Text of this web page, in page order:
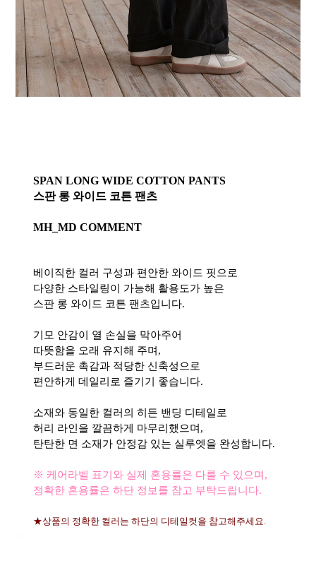
SPAN LONG WIDE COTTON PANTS
스판 롱 와이드 코튼 팬츠
MH_MD COMMENT
베이직한 컬러 구성과 편안한 와이드 핏으로
다양한 스타일링이 가능해 활용도가 높은
스판 롱 와이드 코튼 팬츠입니다.
기모 안감이 열 손실을 막아주어
따뜻함을 오래 유지해 주며,
부드러운 촉감과 적당한 신축성으로
편안하게 데일리로 즐기기 좋습니다.
소재와 동일한 컬러의 히든 밴딩 디테일로
허리 라인을 깔끔하게 마무리했으며,
탄탄한 면 소재가 안정감 있는 실루엣을 완성합니다.
※ 케어라벨 표기와 실제 혼용률은 다를 수 있으며,
정확한 혼용률은 하단 정보를 참고 부탁드립니다.
★상품의 정확한 컬러는 하단의 디테일컷을 참고해주세요.